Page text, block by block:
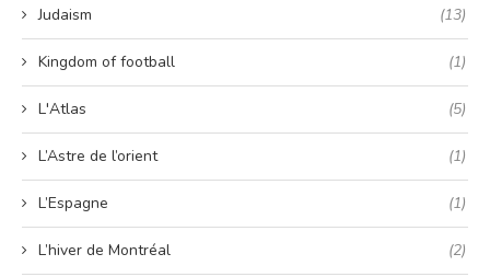
Judaism (13)
Kingdom of football (1)
L'Atlas (5)
L’Astre de l’orient (1)
L’Espagne (1)
L’hiver de Montréal (2)